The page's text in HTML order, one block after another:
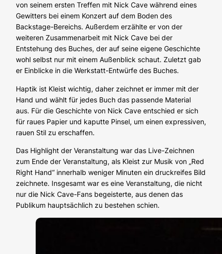
von seinem ersten Treffen mit Nick Cave während eines
Gewitters bei einem Konzert auf dem Boden des
Backstage-Bereichs. Außerdem erzählte er von der
weiteren Zusammenarbeit mit Nick Cave bei der
Entstehung des Buches, der auf seine eigene Geschichte
wohl selbst nur mit einem Außenblick schaut. Zuletzt gab
er Einblicke in die Werkstatt-Entwürfe des Buches.
Haptik ist Kleist wichtig, daher zeichnet er immer mit der
Hand und wählt für jedes Buch das passende Material
aus. Für die Geschichte von Nick Cave entschied er sich
für raues Papier und kaputte Pinsel, um einen expressiven,
rauen Stil zu erschaffen.
Das Highlight der Veranstaltung war das Live-Zeichnen
zum Ende der Veranstaltung, als Kleist zur Musik von „Red
Right Hand“ innerhalb weniger Minuten ein druckreifes Bild
zeichnete. Insgesamt war es eine Veranstaltung, die nicht
nur die Nick Cave-Fans begeisterte, aus denen das
Publikum hauptsächlich zu bestehen schien.